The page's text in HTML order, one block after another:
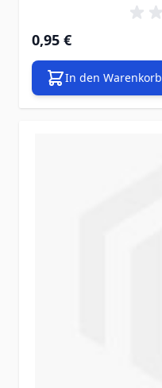
0,95 €
In den Warenkorb